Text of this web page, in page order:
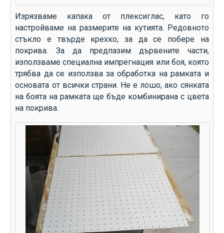
Изрязваме капака от плексиглас, като го
настройваме на размерите на кутията. Редовното
стъкло е твърде крехко, за да се побере на
покрива. За да предпазим дървените части,
използваме специална импрегнация или боя, която
трябва да се използва за обработка на рамката и
основата от всички страни. Не е лошо, ако сянката
на боята на рамката ще бъде комбинирана с цвета
на покрива.